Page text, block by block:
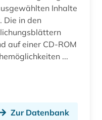
Inhalte
Die in den
auf einer CD-ROM
...
Zur Datenbank